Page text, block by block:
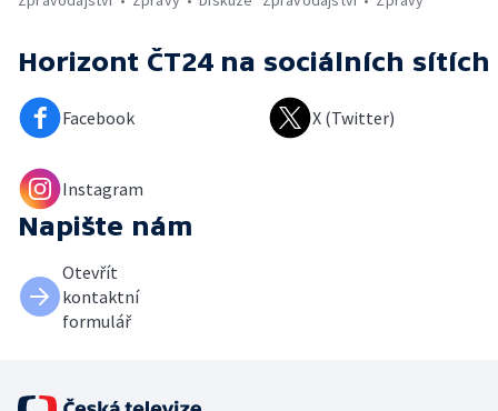
Horizont ČT24 na sociálních sítích
Facebook X (Twitter)
Instagram
Napište nám
Otevřít
kontaktní
formulář